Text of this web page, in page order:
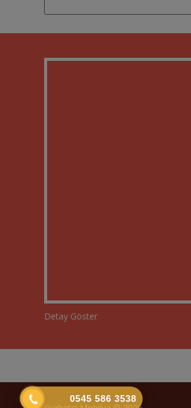
Detay Göster
0545 586 3538